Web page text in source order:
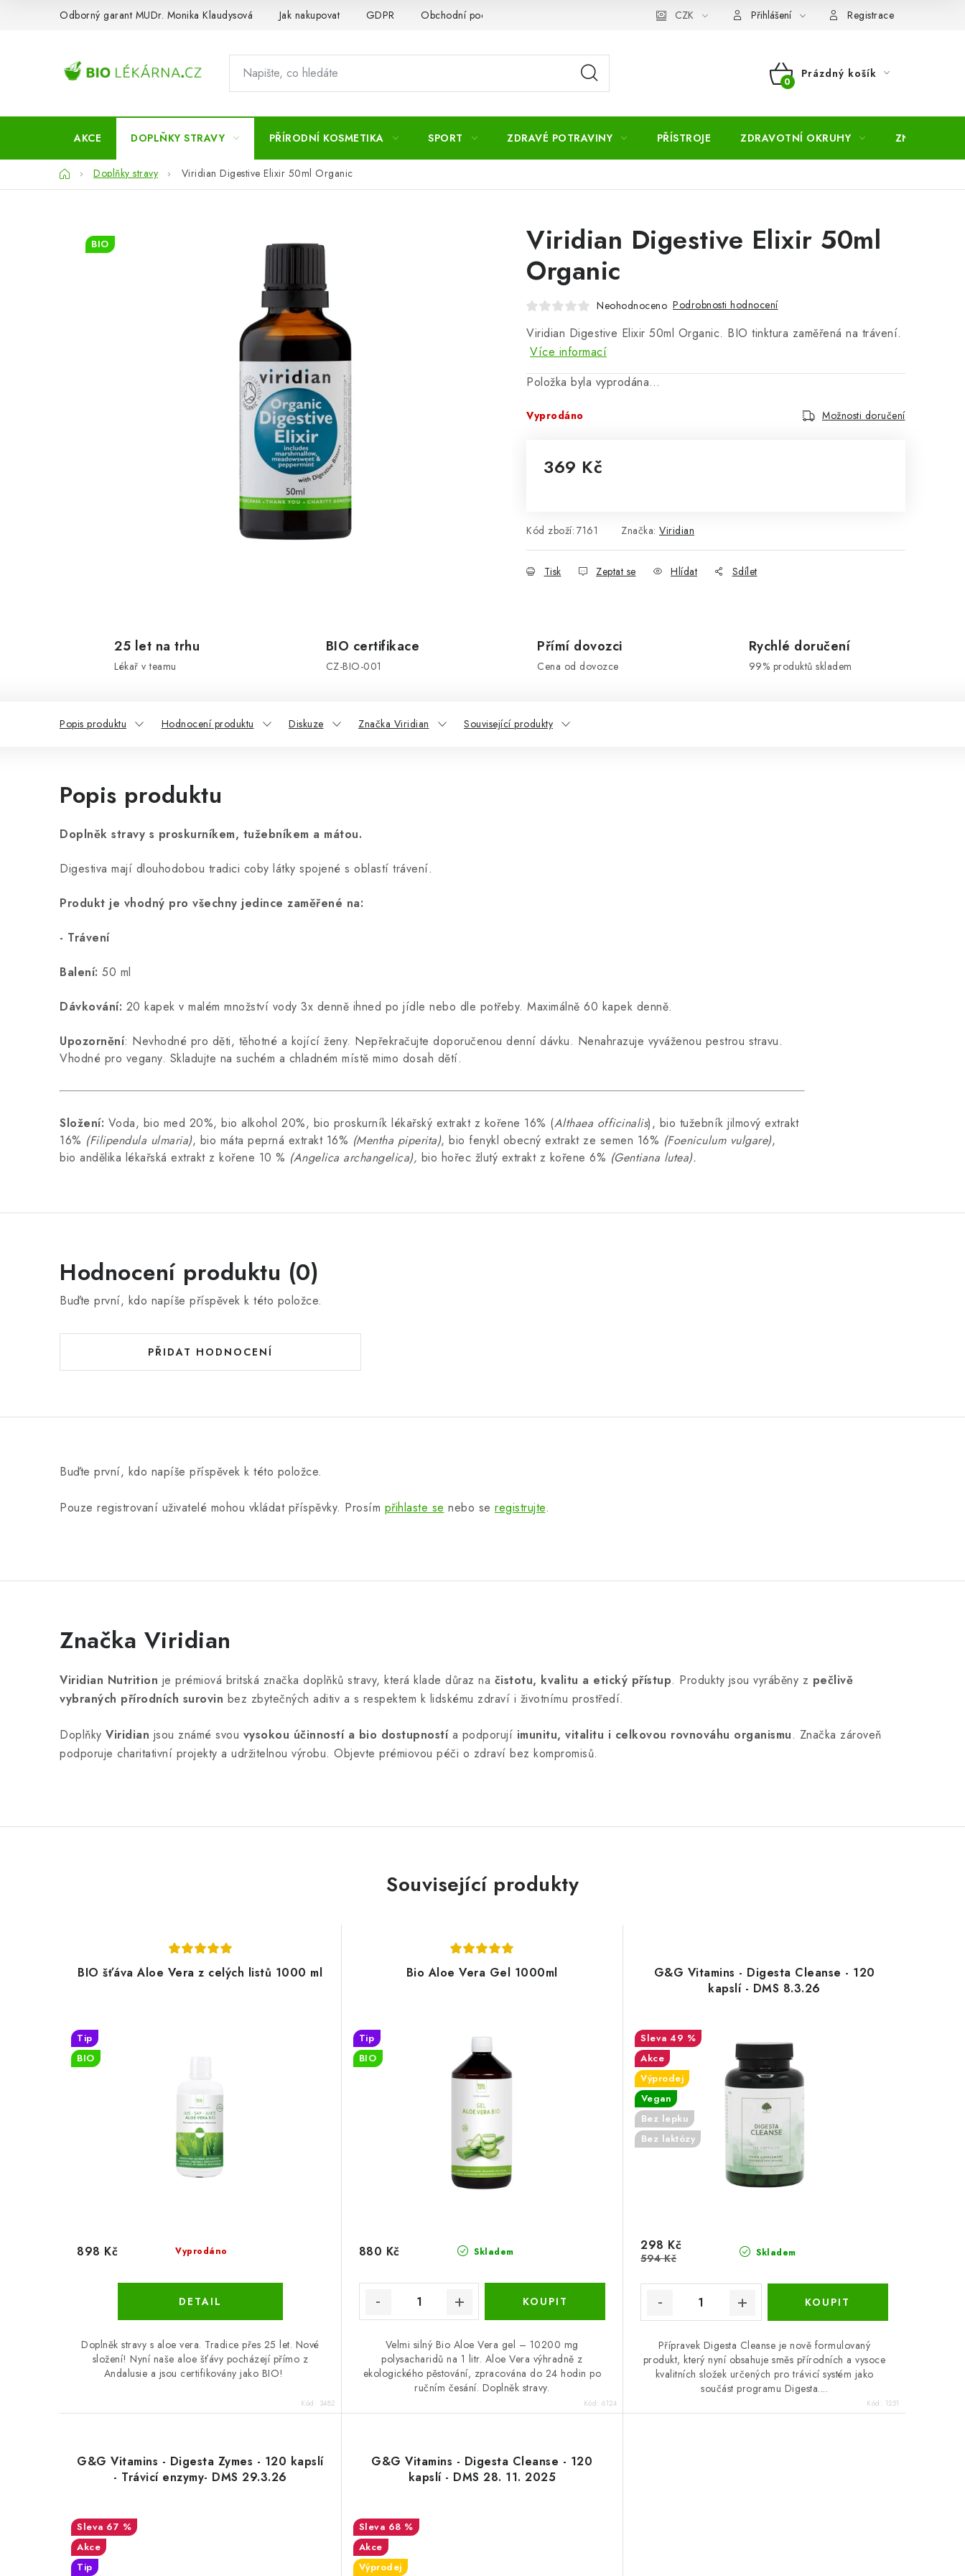
Odborný garant MUDr. Monika Klaudysová Jak nakupovat GDPR Obchodní podmínky Slovník pojmů Moje objednávka Mapa serveru
CZK Přihlášení Registrace
NÁKUPNÍ
Prázdný košík
AKCE DOPLŇKY STRAVY PŘÍRODNÍ KOSMETIKA SPORT ZDRAVÉ POTRAVINY PŘÍSTROJE ZDRAVOTNÍ OKRUHY ZNAČKY
DomůDoplňky stravy Viridian Digestive Elixir 50ml Organic
Viridian Digestive Elixir 50ml
Organic
Neohodnoceno Podrobnosti hodnocení
Viridian Digestive Elixir 50ml Organic. BIO tinktura zaměřená na trávení.
Více informací
Položka byla vyprodána…
Vyprodáno Možnosti doručení
369 Kč
Kód zboží: 7161 Značka: Viridian
Tisk Zeptat se Hlídat Sdílet
BIO
25 let na trhu
Lékař v teamu
BIO certifikace
CZ-BIO-001
Přímí dovozci
Cena od dovozce
Rychlé doručení
99% produktů skladem
Popis produktu Hodnocení produktu Diskuze Značka Viridian Související produkty
Popis produktu
Doplněk stravy s proskurníkem, tužebníkem a mátou.
Digestiva mají dlouhodobou tradici coby látky spojené s oblastí trávení.
Produkt je vhodný pro všechny jedince zaměřené na:
- Trávení
Balení: 50 ml
Dávkování: 20 kapek v malém množství vody 3x denně ihned po jídle nebo dle potřeby. Maximálně 60 kapek denně.
Upozornění: Nevhodné pro děti, těhotné a kojící ženy. Nepřekračujte doporučenou denní dávku. Nenahrazuje vyváženou pestrou stravu.
Vhodné pro vegany. Skladujte na suchém a chladném místě mimo dosah dětí.
Složení: Voda, bio med 20%, bio alkohol 20%, bio proskurník lékařský extrakt z kořene 16% (Althaea officinalis), bio tužebník jilmový extrakt
16% (Filipendula ulmaria), bio máta peprná extrakt 16% (Mentha piperita), bio fenykl obecný extrakt ze semen 16% (Foeniculum vulgare),
bio andělika lékařská extrakt z kořene 10 % (Angelica archangelica), bio hořec žlutý extrakt z kořene 6% (Gentiana lutea).
Hodnocení produktu (0)
Buďte první, kdo napíše příspěvek k této položce.
PŘIDAT HODNOCENÍ
Buďte první, kdo napíše příspěvek k této položce.
Pouze registrovaní uživatelé mohou vkládat příspěvky. Prosím přihlaste se nebo se registrujte.
Značka Viridian
Viridian Nutrition je prémiová britská značka doplňků stravy, která klade důraz na čistotu, kvalitu a etický přístup. Produkty jsou vyráběny z pečlivě
vybraných přírodních surovin bez zbytečných aditiv a s respektem k lidskému zdraví i životnímu prostředí.
Doplňky Viridian jsou známé svou vysokou účinností a bio dostupnostía podporují imunitu, vitalitu i celkovou rovnováhu organismu. Značka zároveň
podporuje charitativní projekty a udržitelnou výrobu. Objevte prémiovou péči o zdraví bez kompromisů.
Související produkty
BIO šťáva Aloe Vera z celých listů 1000 ml
Tip
BIO
Vyprodáno
898 Kč
Doplněk stravy s aloe vera. Tradice přes 25 let. Nové
složení! Nyní naše aloe šťávy pocházejí přímo z
Andalusie a jsou certifikovány jako BIO!
Kód: 3482
Bio Aloe Vera Gel 1000ml
Tip
BIO
Skladem
880 Kč
Velmi silný Bio Aloe Vera gel – 10200 mg
polysacharidů na 1 litr. Aloe Vera výhradně z
ekologického pěstování, zpracována do 24 hodin po
ručním česání. Doplněk stravy.
Kód:6124
G&G Vitamins - Digesta Cleanse - 120
kapslí - DMS 8.3.26
49 %
Akce
Výprodej
Vegan
Bez lepku
Bez laktózy
Skladem
298 Kč
594 Kč
Přípravek Digesta Cleanse je nově formulovaný
produkt, který nyní obsahuje směs přírodních a vysoce
kvalitních složek určených pro trávicí systém jako
součást programu Digesta....
Kód: 1251
G&G Vitamins - Digesta Zymes - 120 kapslí
- Trávicí enzymy- DMS 29.3.26
67 %
Akce
Tip
G&G Vitamins - Digesta Cleanse - 120
kapslí - DMS 28. 11. 2025
68 %
Akce
Výprodej